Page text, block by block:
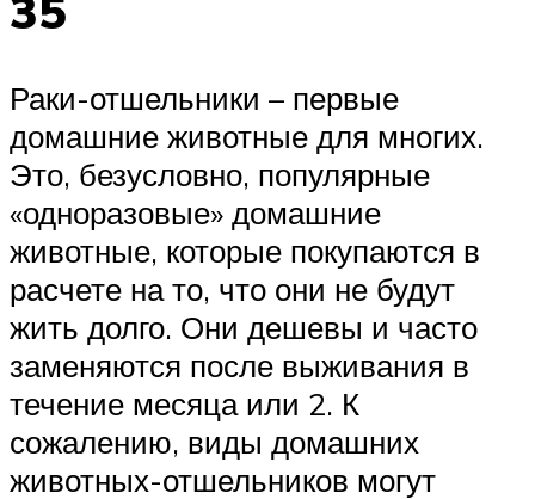
Раки-отшельники – первые
домашние животные для многих.
Это, безусловно, популярные
«одноразовые» домашние
животные, которые покупаются в
расчете на то, что они не будут
жить долго. Они дешевы и часто
заменяются после выживания в
течение месяца или 2. К
сожалению, виды домашних
животных-отшельников могут